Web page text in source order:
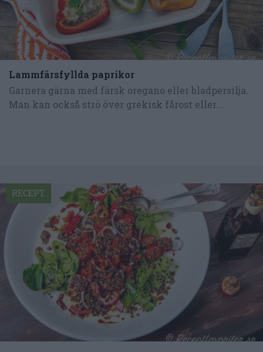
Lammfärsfyllda paprikor
Garnera gärna med färsk oregano eller bladpersilja.
Man kan också strö över grekisk fårost eller...
RECEPT